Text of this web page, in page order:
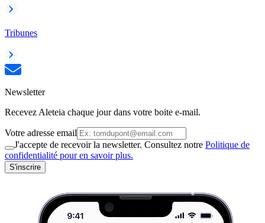
Tribunes
Newsletter
Recevez Aleteia chaque jour dans votre boite e-mail.
Votre adresse email
J'accepte de recevoir la newsletter. Consultez notre Politique de
confidentialité pour en savoir plus.
S'inscrire